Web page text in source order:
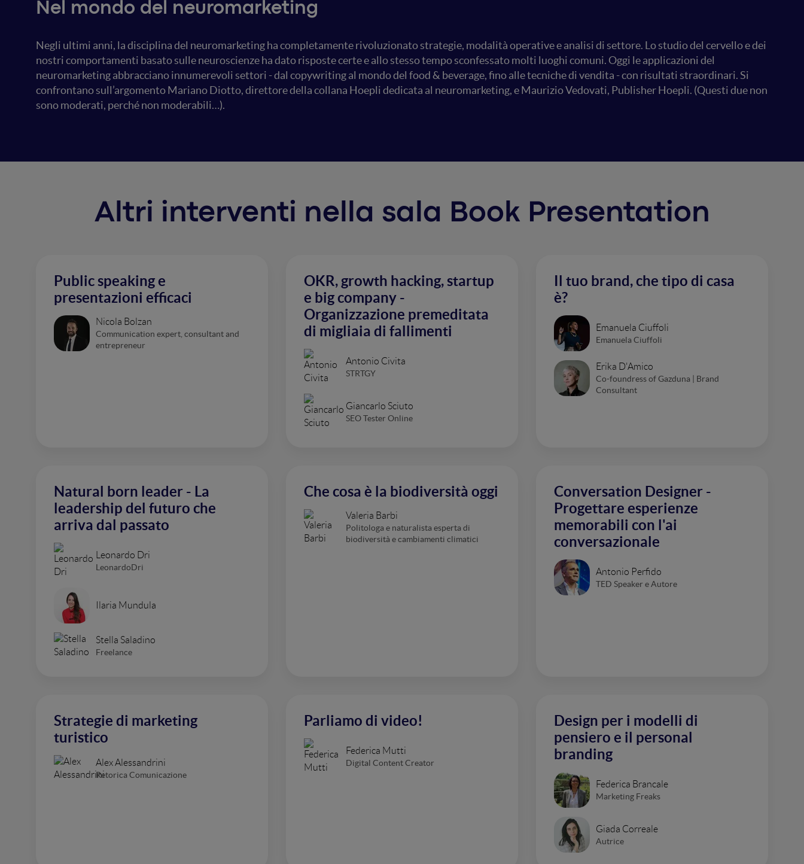
Nel mondo del neuromarketing
Negli ultimi anni, la disciplina del neuromarketing ha completamente rivoluzionato strategie, modalità operative e analisi di settore. Lo studio del cervello e dei
nostri comportamenti basato sulle neuroscienze ha dato risposte certe e allo stesso tempo sconfessato molti luoghi comuni. Oggi le applicazioni del
neuromarketing abbracciano innumerevoli settori - dal copywriting al mondo del food & beverage, fino alle tecniche di vendita - con risultati straordinari. Si
confrontano sull’argomento Mariano Diotto, direttore della collana Hoepli dedicata al neuromarketing, e Maurizio Vedovati, Publisher Hoepli. (Questi due non
sono moderati, perché non moderabili…).
Altri interventi nella sala Book Presentation
Public speaking e
presentazioni efficaci
Nicola Bolzan
Communication expert, consultant and
entrepreneur
OKR, growth hacking, startup
e big company -
Organizzazione premeditata
di migliaia di fallimenti
Antonio Civita
STRTGY
Giancarlo Sciuto
SEO Tester Online
Il tuo brand, che tipo di casa
è?
Emanuela Ciuffoli
Emanuela Ciuffoli
Erika D'Amico
Co-foundress of Gazduna | Brand
Consultant
Natural born leader - La
leadership del futuro che
arriva dal passato
Leonardo Dri
LeonardoDri
Ilaria Mundula
Stella Saladino
Freelance
Che cosa è la biodiversità oggi
Valeria Barbi
Politologa e naturalista esperta di
biodiversità e cambiamenti climatici
Conversation Designer -
Progettare esperienze
memorabili con l'ai
conversazionale
Antonio Perfido
TED Speaker e Autore
Strategie di marketing
turistico
Alex Alessandrini
Retorica Comunicazione
Parliamo di video!
Federica Mutti
Digital Content Creator
Design per i modelli di
pensiero e il personal
branding
Federica Brancale
Marketing Freaks
Giada Correale
Autrice